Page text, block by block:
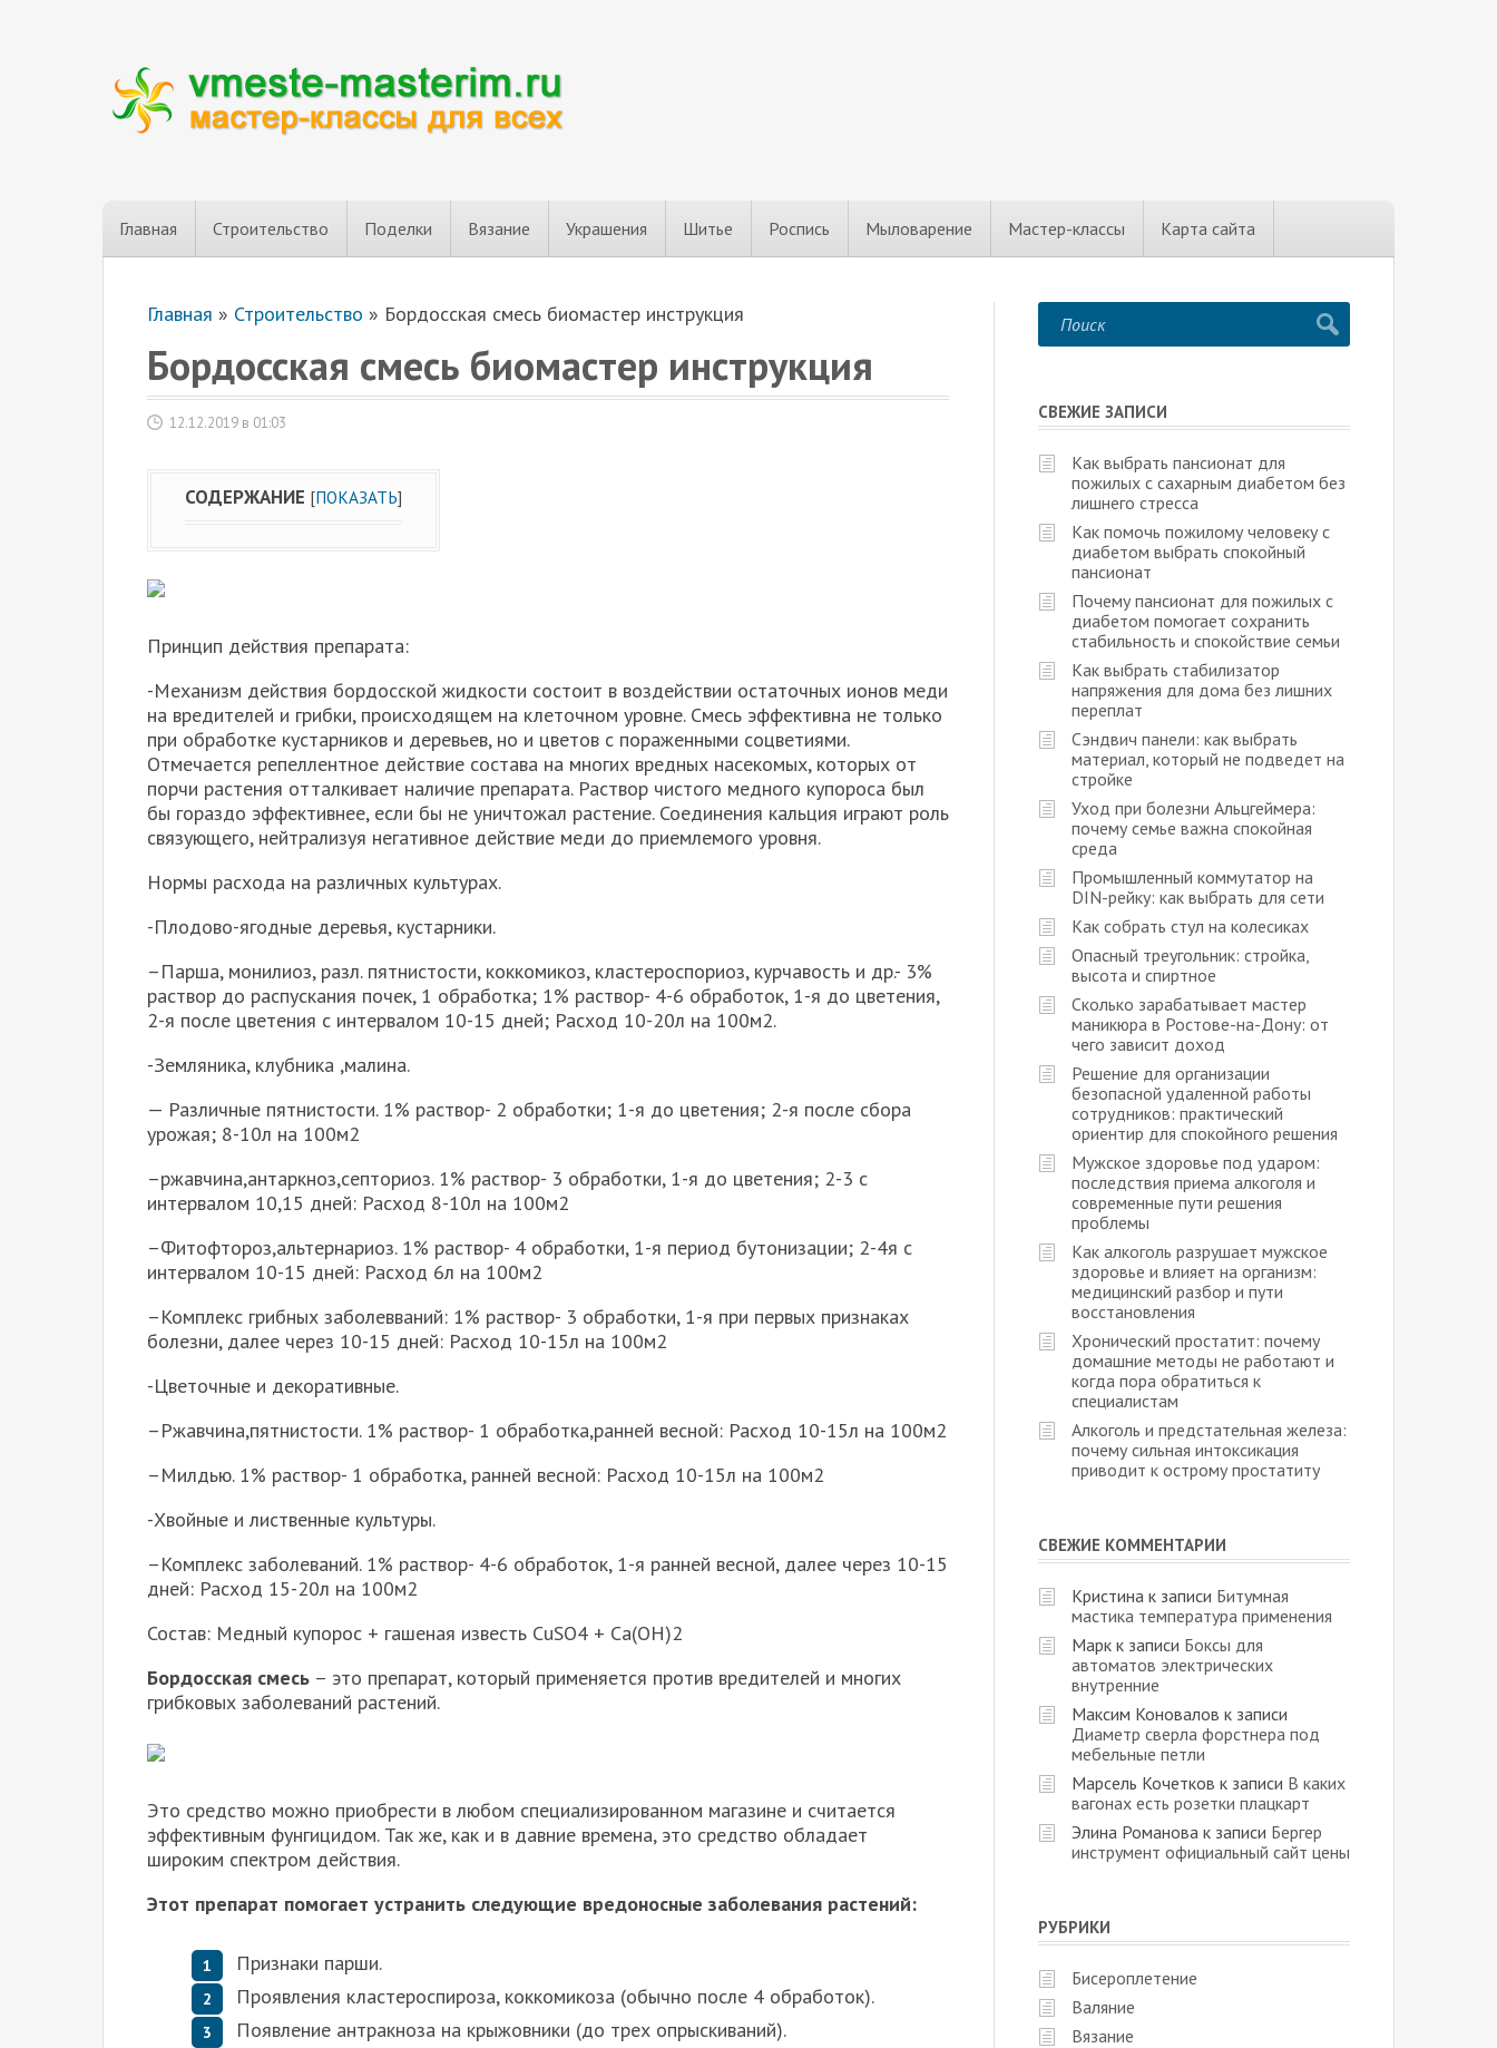
Главная Строительство Поделки Вязание Украшения Шитье Роспись Мыловарение Мастер-классы Карта сайта
Главная » Строительство » Бордосская смесь биомастер инструкция
Бордосская смесь биомастер инструкция
12.12.2019 в 01:03
СОДЕРЖАНИЕ [ПОКАЗАТЬ]
Принцип действия препарата:
-Механизм действия бордосской жидкости состоит в воздействии остаточных ионов меди
на вредителей и грибки, происходящем на клеточном уровне. Смесь эффективна не только
при обработке кустарников и деревьев, но и цветов с пораженными соцветиями.
Отмечается репеллентное действие состава на многих вредных насекомых, которых от
порчи растения отталкивает наличие препарата. Раствор чистого медного купороса был
бы гораздо эффективнее, если бы не уничтожал растение. Соединения кальция играют роль
связующего, нейтрализуя негативное действие меди до приемлемого уровня.
Нормы расхода на различных культурах.
-Плодово-ягодные деревья, кустарники.
–Парша, монилиоз, разл. пятнистости, коккомикоз, кластероспориоз, курчавость и др.- 3%
раствор до распускания почек, 1 обработка; 1% раствор- 4-6 обработок, 1-я до цветения,
2-я после цветения с интервалом 10-15 дней; Расход 10-20л на 100м2.
-Земляника, клубника ,малина.
— Различные пятнистости. 1% раствор- 2 обработки; 1-я до цветения; 2-я после сбора
урожая; 8-10л на 100м2
–ржавчина,антаркноз,септориоз. 1% раствор- 3 обработки, 1-я до цветения; 2-3 с
интервалом 10,15 дней: Расход 8-10л на 100м2
–Фитофтороз,альтернариоз. 1% раствор- 4 обработки, 1-я период бутонизации; 2-4я с
интервалом 10-15 дней: Расход 6л на 100м2
–Комплекс грибных заболевваний: 1% раствор- 3 обработки, 1-я при первых признаках
болезни, далее через 10-15 дней: Расход 10-15л на 100м2
-Цветочные и декоративные.
–Ржавчина,пятнистости. 1% раствор- 1 обработка,ранней весной: Расход 10-15л на 100м2
–Милдью. 1% раствор- 1 обработка, ранней весной: Расход 10-15л на 100м2
-Хвойные и лиственные культуры.
–Комплекс заболеваний. 1% раствор- 4-6 обработок, 1-я ранней весной, далее через 10-15
дней: Расход 15-20л на 100м2
Состав: Медный купорос + гашеная известь CuSO4 + Ca(OH)2
Бордосская смесь – это препарат, который применяется против вредителей и многих
грибковых заболеваний растений.
Это средство можно приобрести в любом специализированном магазине и считается
эффективным фунгицидом. Так же, как и в давние времена, это средство обладает
широким спектром действия.
Этот препарат помогает устранить следующие вредоносные заболевания растений:
Признаки парши.
Проявления кластероспироза, коккомикоза (обычно после 4 обработок).
Появление антракноза на крыжовники (до трех опрыскиваний).
СВЕЖИЕ ЗАПИСИ
Как выбрать пансионат для
пожилых с сахарным диабетом без
лишнего стресса
Как помочь пожилому человеку с
диабетом выбрать спокойный
пансионат
Почему пансионат для пожилых с
диабетом помогает сохранить
стабильность и спокойствие семьи
Как выбрать стабилизатор
напряжения для дома без лишних
переплат
Сэндвич панели: как выбрать
материал, который не подведет на
стройке
Уход при болезни Альцгеймера:
почему семье важна спокойная
среда
Промышленный коммутатор на
DIN-рейку: как выбрать для сети
Как собрать стул на колесиках
Опасный треугольник: стройка,
высота и спиртное
Сколько зарабатывает мастер
маникюра в Ростове-на-Дону: от
чего зависит доход
Решение для организации
безопасной удаленной работы
сотрудников: практический
ориентир для спокойного решения
Мужское здоровье под ударом:
последствия приема алкоголя и
современные пути решения
проблемы
Как алкоголь разрушает мужское
здоровье и влияет на организм:
медицинский разбор и пути
восстановления
Хронический простатит: почему
домашние методы не работают и
когда пора обратиться к
специалистам
Алкоголь и предстательная железа:
почему сильная интоксикация
приводит к острому простатиту
СВЕЖИЕ КОММЕНТАРИИ
Кристина к записи Битумная
мастика температура применения
Марк к записи Боксы для
автоматов электрических
внутренние
Максим Коновалов к записи
Диаметр сверла форстнера под
мебельные петли
Марсель Кочетков к записи В каких
вагонах есть розетки плацкарт
Элина Романова к записи Бергер
инструмент официальный сайт цены
РУБРИКИ
Бисероплетение
Валяние
Вязание